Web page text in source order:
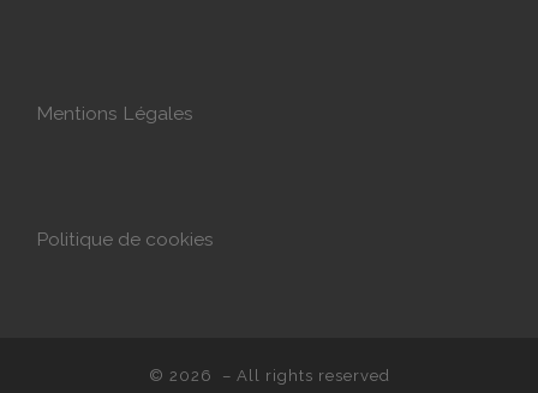
Mentions Légales
Politique de cookies
© 2026 – All rights reserved